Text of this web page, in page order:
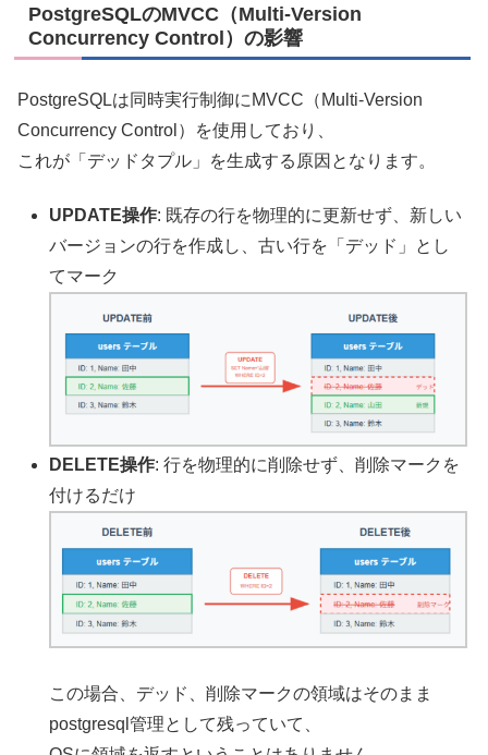
PostgreSQLのMVCC（Multi-Version
Concurrency Control）の影響
PostgreSQLは同時実行制御にMVCC（Multi-Version
Concurrency Control）を使用しており、
これが「デッドタプル」を生成する原因となります。
UPDATE操作: 既存の行を物理的に更新せず、新しい
バージョンの行を作成し、古い行を「デッド」とし
てマーク
DELETE操作: 行を物理的に削除せず、削除マークを
付けるだけ
この場合、デッド、削除マークの領域はそのまま
postgresql管理として残っていて、